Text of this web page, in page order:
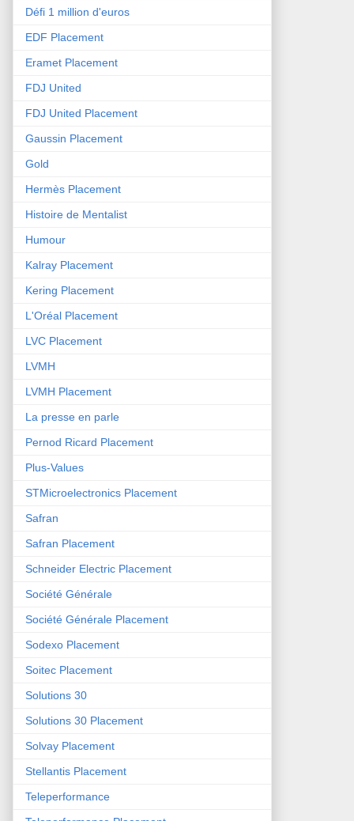
Défi 1 million d'euros
EDF Placement
Eramet Placement
FDJ United
FDJ United Placement
Gaussin Placement
Gold
Hermès Placement
Histoire de Mentalist
Humour
Kalray Placement
Kering Placement
L'Oréal Placement
LVC Placement
LVMH
LVMH Placement
La presse en parle
Pernod Ricard Placement
Plus-Values
STMicroelectronics Placement
Safran
Safran Placement
Schneider Electric Placement
Société Générale
Société Générale Placement
Sodexo Placement
Soitec Placement
Solutions 30
Solutions 30 Placement
Solvay Placement
Stellantis Placement
Teleperformance